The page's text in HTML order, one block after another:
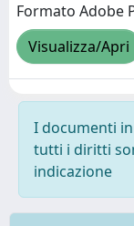
Formato Adobe
Visualizza/Apri
I documenti
tutti i diritti
indicazione